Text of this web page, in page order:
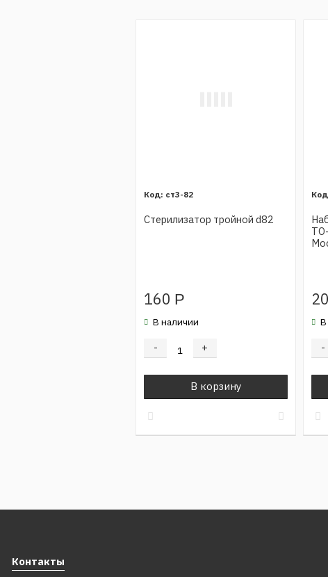
ст3-82
Стерилизатор тройной d82
160 Р
В наличии
- +
В корзину
В
-
Контакты